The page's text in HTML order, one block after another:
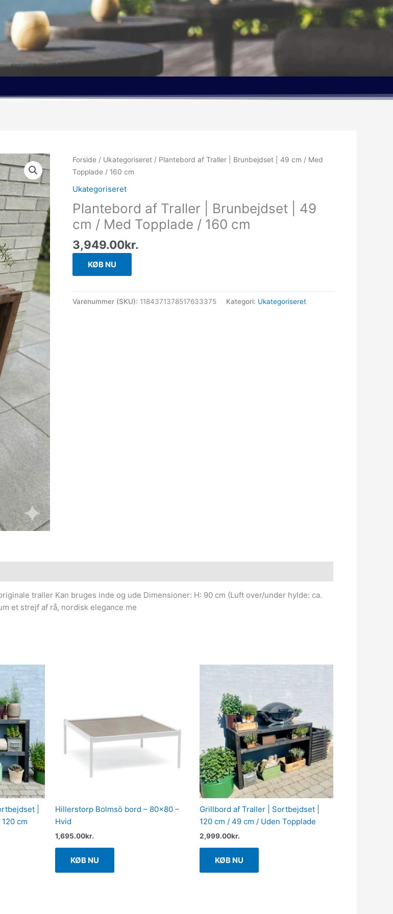
Forside / Ukategoriseret / Plantebord af Traller | Brunbejdset | 49 cm / Med
Topplade / 160 cm
Ukategoriseret
Plantebord af Traller | Brunbejdset | 49
cm / Med Topplade / 160 cm
3,949.00kr.
KØB NU
Varenummer (SKU): 1184371378517633375 Kategori: Ukategoriseret
traller Kan bruges inde og ude Dimensioner: H: 90 cm (Luft over/under hylde: ca.
et strejf af rå, nordisk elegance me
|
cm
Hillerstorp Bolmsö bord – 80×80 –
Hvid
1,695.00kr.
KØB NU
Grillbord af Traller | Sortbejdset |
120 cm / 49 cm / Uden Topplade
2,999.00kr.
KØB NU